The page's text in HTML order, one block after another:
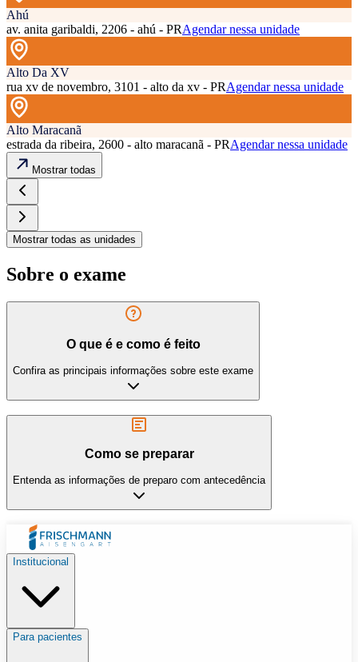
Ahú
av. anita garibaldi, 2206 - ahú - PRAgendar nessa unidade
Alto Da XV
rua xv de novembro, 3101 - alto da xv - PRAgendar nessa unidade
Alto Maracanã
estrada da ribeira, 2600 - alto maracanã - PRAgendar nessa unidade
Mostrar todas
Mostrar todas as unidades
Sobre o exame
O que é e como é feito
Confira as principais informações sobre este exame
Como se preparar
Entenda as informações de preparo com antecedência
Institucional
Para pacientes